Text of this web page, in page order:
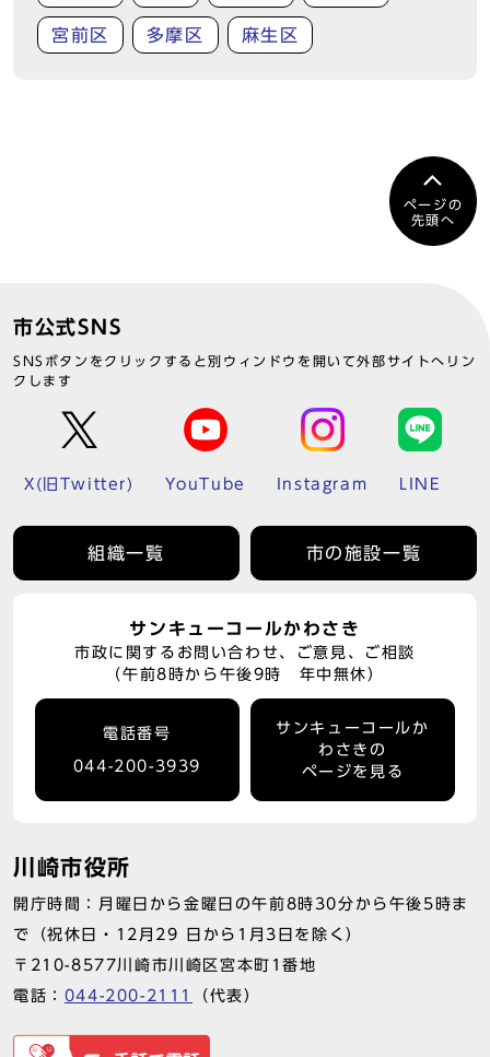
宮前区 多摩区 麻生区
ページの
先頭へ
市公式SNS
SNSボタンをクリックすると別ウィンドウを開いて外部サイトへリン
クします
X(旧Twitter) YouTube Instagram LINE
組織一覧 市の施設一覧
サンキューコールかわさき
市政に関するお問い合わせ、ご意見、ご相談
（午前8時から午後9時 年中無休）
電話番号
044-200-3939
サンキューコールか
わさきの
ページを見る
川崎市役所
開庁時間：月曜日から金曜日の午前8時30分から午後5時ま
で（祝休日・12月29 日から1月3日を除く）
〒210-8577川崎市川崎区宮本町1番地
電話： 044-200-2111 （代表）